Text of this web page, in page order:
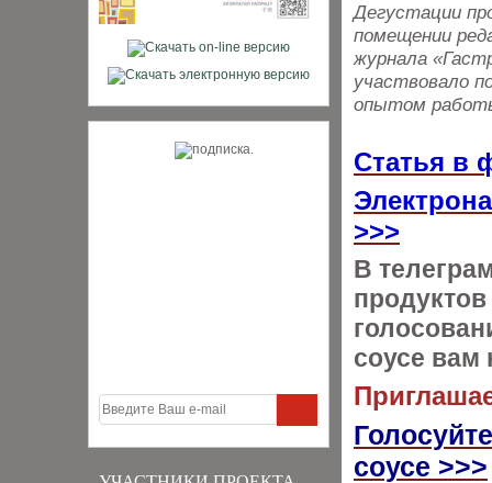
Дегустации
помещении
журнала
участвовало
опытом
Статья в
>>>
В
соусе вам
соусе >>>